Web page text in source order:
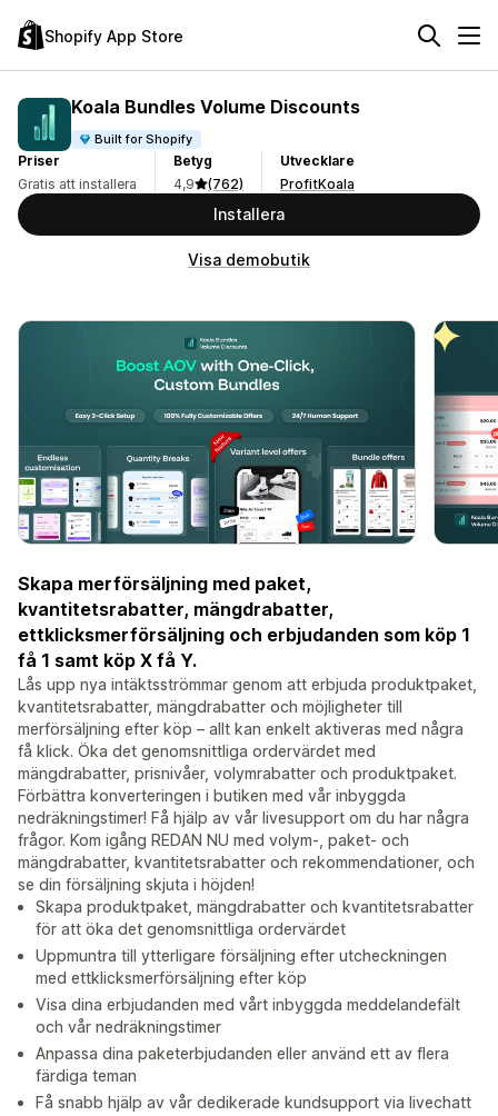
Shopify App Store
Koala Bundles Volume Discounts
Built for Shopify
Priser
Gratis att installera
Betyg
4,9
(762)
Utvecklare
ProfitKoala
Installera
Visa demobutik
Skapa merförsäljning med paket,
kvantitetsrabatter, mängdrabatter,
ettklicksmerförsäljning och erbjudanden som köp 1
få 1 samt köp X få Y.
Lås upp nya intäktsströmmar genom att erbjuda produktpaket,
kvantitetsrabatter, mängdrabatter och möjligheter till
merförsäljning efter köp – allt kan enkelt aktiveras med några
få klick. Öka det genomsnittliga ordervärdet med
mängdrabatter, prisnivåer, volymrabatter och produktpaket.
Förbättra konverteringen i butiken med vår inbyggda
nedräkningstimer! Få hjälp av vår livesupport om du har några
frågor. Kom igång REDAN NU med volym-, paket- och
mängdrabatter, kvantitetsrabatter och rekommendationer, och
se din försäljning skjuta i höjden!
Skapa produktpaket, mängdrabatter och kvantitetsrabatter
för att öka det genomsnittliga ordervärdet
Uppmuntra till ytterligare försäljning efter utcheckningen
med ettklicksmerförsäljning efter köp
Visa dina erbjudanden med vårt inbyggda meddelandefält
och vår nedräkningstimer
Anpassa dina paketerbjudanden eller använd ett av flera
färdiga teman
Få snabb hjälp av vår dedikerade kundsupport via livechatt